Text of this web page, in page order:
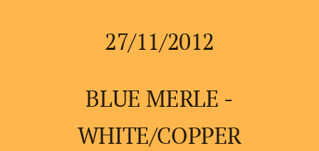
27/11/2012
BLUE MERLE -
WHITE/COPPER